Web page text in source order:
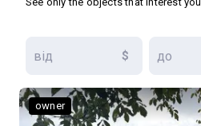
$
owner